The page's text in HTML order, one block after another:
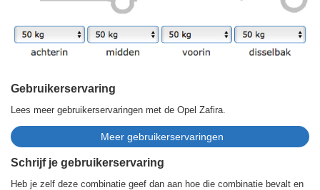
Gebruikerservaring
Lees meer gebruikerservaringen met de Opel Zafira.
Schrijf je gebruikerservaring
Heb je zelf deze combinatie geef dan aan hoe die combinatie bevalt en